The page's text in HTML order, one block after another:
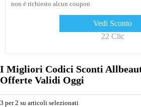
non è richiesto alcun coupon
Vedi Sconto
22 Clic
I Migliori Codici Sconti
Offerte Validi Oggi
3 per 2 su articoli selezionati